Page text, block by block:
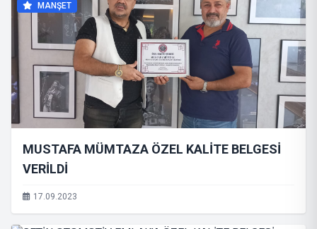
MANŞET
MUSTAFA MÜMTAZA ÖZEL KALİTE BELGESİ
VERİLDİ
17.09.2023